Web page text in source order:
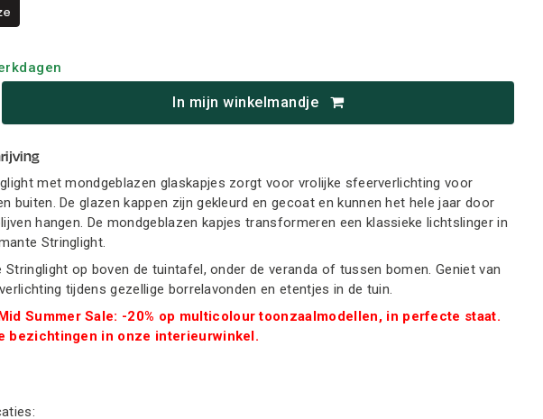
In mijn winkelmandje
met mondgeblazen glaskapjes zorgt voor vrolijke sfeerverlichting voor
buiten. De glazen kappen zijn gekleurd en gecoat en kunnen het hele jaar door
hangen. De mondgeblazen kapjes transformeren een klassieke lichtslinger in
Stringlight.
Stringlight op boven de tuintafel, onder de veranda of tussen bomen. Geniet van
tijdens gezellige borrelavonden en etentjes in de tuin.
Summer Sale: -20% op multicolour toonzaalmodellen, in perfecte staat.
bezichtingen in onze interieurwinkel.